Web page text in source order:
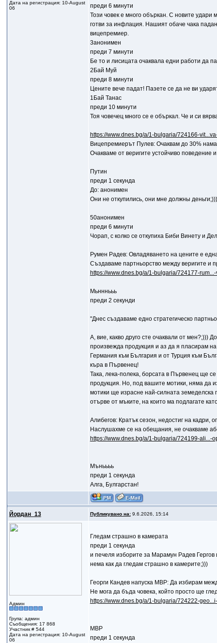
Дата на регистрация: 10-August
06
преди 6 минути
Този човек е много объркан. С новите удари
готви за инфлация. Нашият обаче чака
вицепремиер.
3анонимен
преди 7 минути
Бе то и лисицата очаквала едни работи да
2Бай Муй
преди 8 минути
Цените вече падат! Пазете се да не ви
1Бай Танас
преди 10 минути
Тоя човечец много се е объркал. Че и си
https://www.dnes.bg/a/1-bulgaria/724166-
Вицепремиерът Пулев: Очаквам до 30%
Очакваме от веригите устойчиво поведение
Путин
преди 1 секунда
До: анонимен
Они не откупились, они мне должны
50анонимен
преди 6 минути
Чорап, с колко се откупиха Биби Винету и
Румен Радев: Овладяването на цените е
Създаваме партньорство между веригите и
https://www.dnes.bg/a/1-bulgaria/724177-
Mьнннььь
преди 2 секунди
"Днес създаваме едно стратегическо
А, вие, какво друго сте очаквали от мен?;)))
произвежда продукция и аз да я пласирам
Германия към България и от Турция към
къра в Първенец!
Така, лека-полека, борсата в Първенец ще
продукция. Но, под вашите мотики, няма да
мотики ще израсне най-силната
отърве от мъките, на които ма подлагате
Алибегов: Кратък сезон, недостиг на кадри,
Наслушахме се на обещания, не очакваме
https://www.dnes.bg/a/1-bulgaria/724199-ali...-
Мъньььь
преди 1 секунда
Алга, Булгарстан!
Йордан_13 Публикувано на:9.6.2026, 15:14
Админ
Група: админ
Съобщения: 17 868
Участник # 544
Дата на регистрация: 10-August
06
Гледам страшно в камерата
преди 1 секунда
и печеля изборите за Марамун Радев
нема как да гледам страшно в камерите;)))
Георги Кандев напуска МВР: Да избирам
Не мога да бъда човека, който просто ще
https://www.dnes.bg/a/1-bulgaria/724222-
МВР
преди 1 секунда